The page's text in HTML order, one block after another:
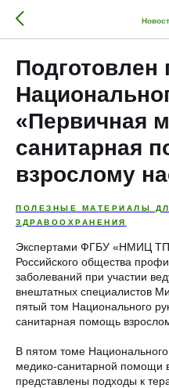
Подготовлен
«Первичная
санитарная
взрослому
ПОЛЕЗНЫЕ МАТЕРИАЛЫ
ЗДРАВООХРАНЕНИЯ
Экспертами ФГБУ «НМИЦ
Российского общества
заболеваний при участии
внештатных специалистов
пятый том Национального
санитарная помощь
В пятом томе
медико-санитарной помощи
представлены подходы к